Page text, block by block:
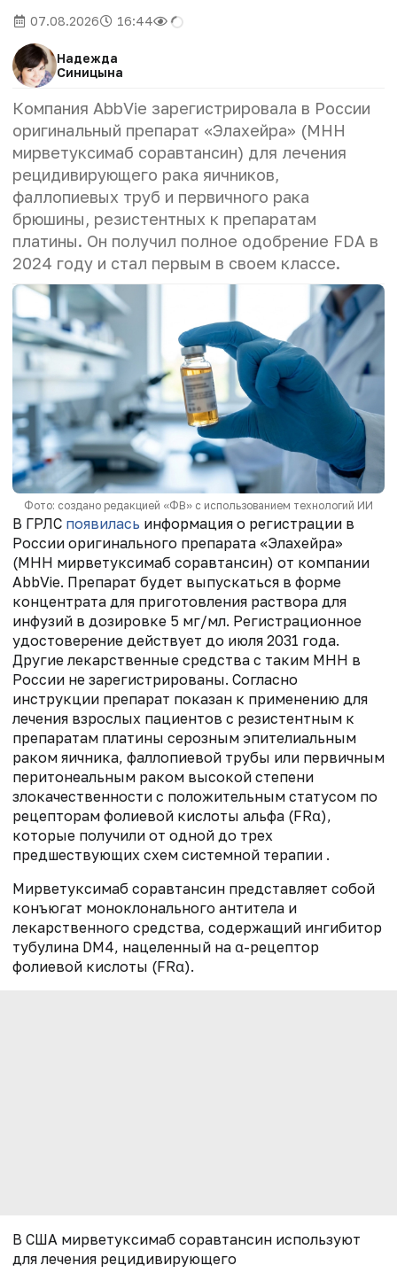
07.08.2026 16:44
Надежда
Синицына
Компания AbbVie зарегистрировала в России
оригинальный препарат «Элахейра» (МНН
мирветуксимаб соравтансин) для лечения
рецидивирующего рака яичников,
фаллопиевых труб и первичного рака
брюшины, резистентных к препаратам
платины. Он получил полное одобрение FDA в
2024 году и стал первым в своем классе.
Фото: создано редакцией «ФВ» с использованием технологий ИИ
В ГРЛС появилась информация о регистрации в
России оригинального препарата «Элахейра»
(МНН мирветуксимаб соравтансин) от компании
AbbVie. Препарат будет выпускаться в форме
концентрата для приготовления раствора для
инфузий в дозировке 5 мг/мл. Регистрационное
удостоверение действует до июля 2031 года.
Другие лекарственные средства с таким МНН в
России не зарегистрированы. Согласно
инструкции препарат показан к применению для
лечения взрослых пациентов с резистентным к
препаратам платины серозным эпителиальным
раком яичника, фаллопиевой трубы или первичным
перитонеальным раком высокой степени
злокачественности с положительным статусом по
рецепторам фолиевой кислоты альфа (FRα),
которые получили от одной до трех
предшествующих схем системной терапии .
Мирветуксимаб соравтансин представляет собой
конъюгат моноклонального антитела и
лекарственного средства, содержащий ингибитор
тубулина DM4, нацеленный на α-рецептор
фолиевой кислоты (FRα).
В США мирветуксимаб соравтансин используют
для лечения рецидивирующего